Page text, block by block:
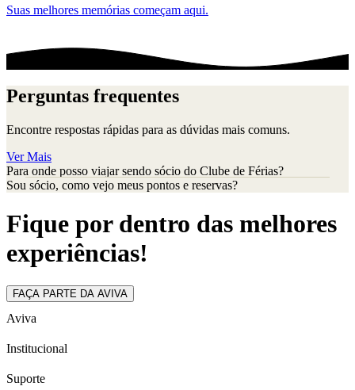
Suas melhores memórias começam aqui.
Perguntas frequentes
Encontre respostas rápidas para as dúvidas mais comuns.
Ver Mais
Para onde posso viajar sendo sócio do Clube de Férias?
Sou sócio, como vejo meus pontos e reservas?
Fique por dentro das melhores
experiências!
FAÇA PARTE DA AVIVA
Aviva
Institucional
Suporte